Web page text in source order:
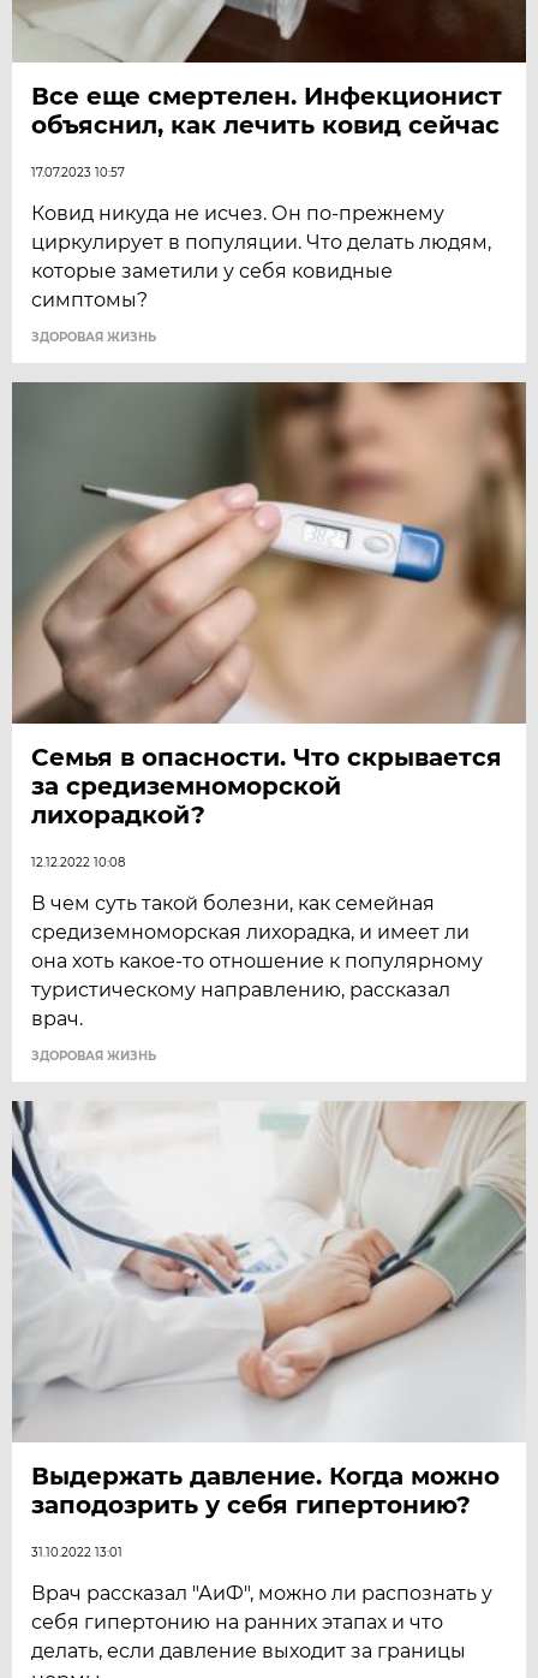
Все еще смертелен. Инфекционист
объяснил, как лечить ковид сейчас
17.07.2023 10:57
Ковид никуда не исчез. Он по-прежнему
циркулирует в популяции. Что делать людям,
которые заметили у себя ковидные
симптомы?
ЗДОРОВАЯ ЖИЗНЬ
Семья в опасности. Что скрывается
за средиземноморской
лихорадкой?
12.12.2022 10:08
В чем суть такой болезни, как семейная
средиземноморская лихорадка, и имеет ли
она хоть какое-то отношение к популярному
туристическому направлению, рассказал
врач.
ЗДОРОВАЯ ЖИЗНЬ
Выдержать давление. Когда можно
заподозрить у себя гипертонию?
31.10.2022 13:01
Врач рассказал "АиФ", можно ли распознать у
себя гипертонию на ранних этапах и что
делать, если давление выходит за границы